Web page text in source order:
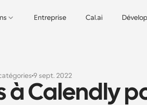
Entreprise Cal.ai
9 sept. 2022
à Calendly